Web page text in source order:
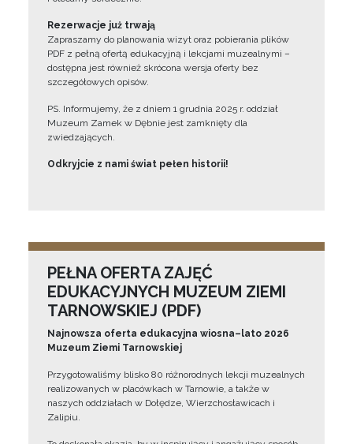
Rezerwacje już trwają
Zapraszamy do planowania wizyt oraz pobierania plików
PDF z pełną ofertą edukacyjną i lekcjami muzealnymi –
dostępna jest również skrócona wersja oferty bez
szczegółowych opisów.
PS. Informujemy, że z dniem 1 grudnia 2025 r. oddział
Muzeum Zamek w Dębnie jest zamknięty dla
zwiedzających.
Odkryjcie z nami świat pełen historii!
PEŁNA OFERTA ZAJĘĆ
EDUKACYJNYCH MUZEUM ZIEMI
TARNOWSKIEJ (PDF)
Najnowsza oferta edukacyjna wiosna–lato 2026
Muzeum Ziemi Tarnowskiej
Przygotowaliśmy blisko 80 różnorodnych lekcji muzealnych
realizowanych w placówkach w Tarnowie, a także w
naszych oddziałach w Dołędze, Wierzchosławicach i
Zalipiu.